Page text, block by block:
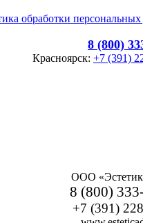
обработки
8 (800)
Красноярск: +7 (391)
ООО
8 (800)
+7 (391)